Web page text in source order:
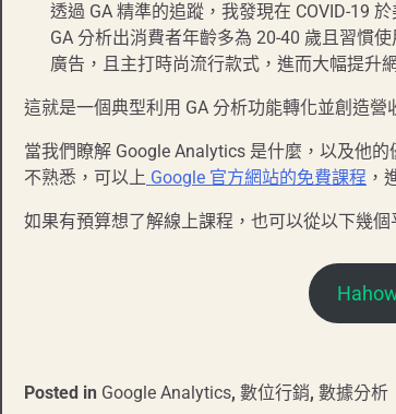
透過 GA 精準的追蹤，我發現在 COVID-19
GA 分析出消費者年齡多為 20-40 歲且習慣
廣告，且主打時尚流行款式，進而大幅提升
這就是一個典型利用 GA 分析功能轉化並創造營
當我們瞭解 Google Analytics 是什麼，以及他
不熟悉，可以上 Google 官方網站的免費課程 ，
如果有預算想了解線上課程，也可以從以下幾個
Posted in Google Analytics, 數位行銷, 數據分析